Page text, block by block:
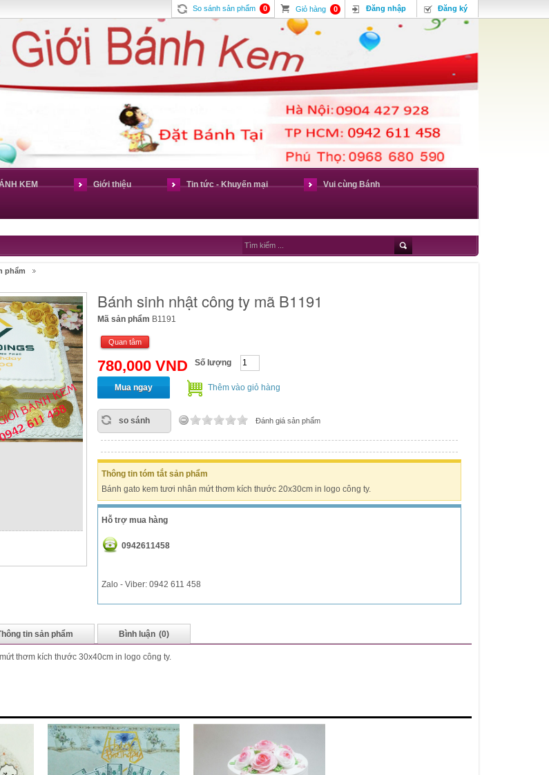
So sánh sản phẩm 0 Giỏ hàng 0 Đăng nhập Đăng ký
KEM Giới thiệu Tin tức - Khuyến mại Vui cùng Bánh
phẩm
Bánh sinh nhật công ty mã B1191
Mã sản phẩm B1191
Quan tâm
780,000 VND Số lượng
Mua ngay Thêm vào giỏ hàng
so sánh Đánh giá sản phẩm
Thông tin tóm tắt sản phẩm
Bánh gato kem tươi nhân mứt thơm kích thước 20x30cm in logo công ty.
Hỗ trợ mua hàng
0942611458
Zalo - Viber: 0942 611 458
tin sản phẩm Bình luận (0)
thơm kích thước 30x40cm in logo công ty.